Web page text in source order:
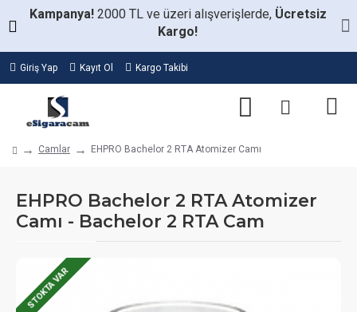
Kampanya! 2000 TL ve üzeri alışverişlerde, Ücretsiz
Kargo!
Giriş Yap Kayıt Ol Kargo Takibi
Camlar EHPRO Bachelor 2 RTA Atomizer Camı
EHPRO Bachelor 2 RTA Atomizer
Camı - Bachelor 2 RTA Cam
STOKTA VAR